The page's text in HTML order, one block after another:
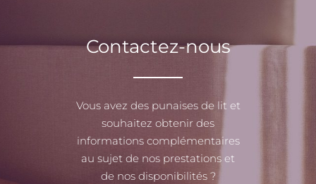
Contactez-nous
Vous avez des punaises de lit et
souhaitez obtenir des
informations complémentaires
au sujet de nos prestations et
de nos disponibilités ?